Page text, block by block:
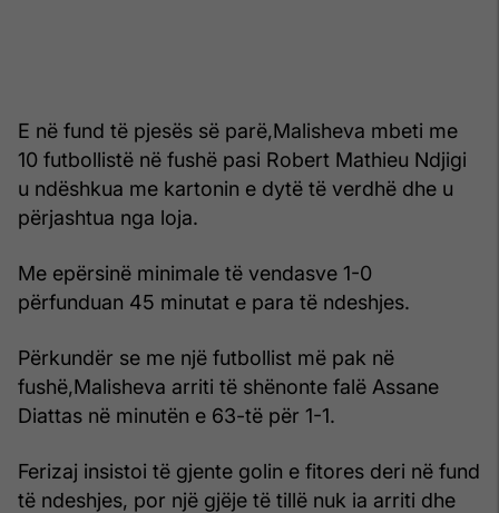
E në fund të pjesës së parë,Malisheva mbeti me
10 futbollistë në fushë pasi Robert Mathieu Ndjigi
u ndëshkua me kartonin e dytë të verdhë dhe u
përjashtua nga loja.
Me epërsinë minimale të vendasve 1-0
përfunduan 45 minutat e para të ndeshjes.
Përkundër se me një futbollist më pak në
fushë,Malisheva arriti të shënonte falë Assane
Diattas në minutën e 63-të për 1-1.
Ferizaj insistoi të gjente golin e fitores deri në fund
të ndeshjes, por një gjëje të tillë nuk ia arriti dhe